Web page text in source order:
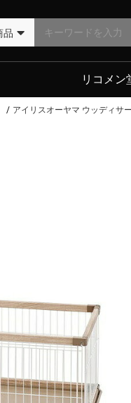
リコメン
アイリスオーヤマ ウッディサ